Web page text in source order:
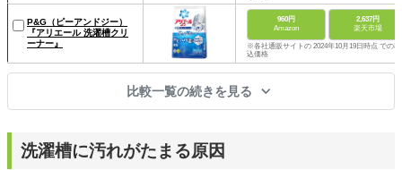
P&G（ピーアンドジー）
『アリエール 洗濯槽クリ
ーナー』
960円
Amazon
2,637円
楽天市場
※各社通販サイトの 2024年10月19日時点 での税
込価格
比較一覧の続きを見る
洗濯槽に汚れがたまる原因